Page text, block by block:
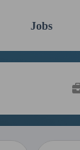
Jobs